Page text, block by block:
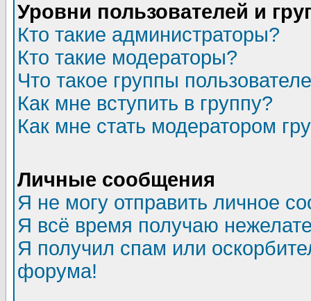
Уровни пользователей и
Кто такие администраторы?
Кто такие модераторы?
Что такое группы
Как мне вступить в группу?
Как мне стать модератором
Личные сообщения
Я не могу отправить личное
Я всё время получаю
Я получил спам или
форума!